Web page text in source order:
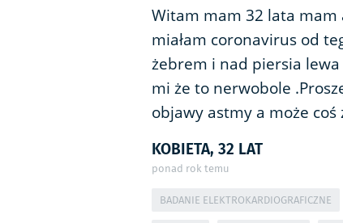
Witam mam 32 lata mam
miałam coronavirus od
żebrem i nad piersia
mi że to nerwobole
objawy astmy a może
KOBIETA, 32 LAT
ponad rok temu
BADANIE ELEKTROKARDIOGRAFICZNE